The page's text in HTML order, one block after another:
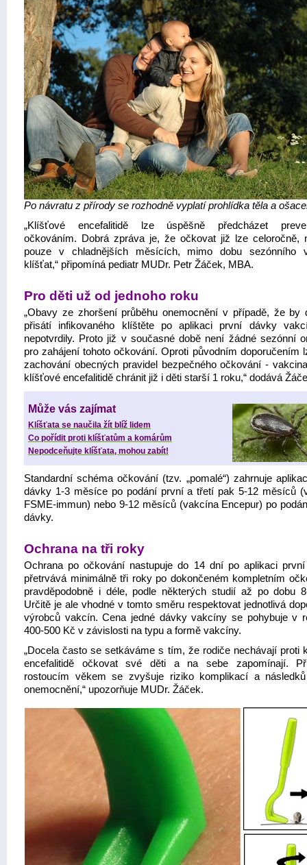
Po návratu z přírody se rozhodně vyplatí prohlídka těla a
„Klíšťové encefalitidě lze úspěšně předcházet
očkováním. Dobrá zpráva je, že očkovat již lze celoročně,
pouze v chladnějších měsících, mimo dobu sezónního
klíšťat,“ připomíná pediatr MUDr. Petr Žáček, MBA.
Pro děti už od jednoho roku
„Obavy ze zhoršení průběhu onemocnění v případě, že by
přisátí infikovaného klíštěte po aplikaci první dávky
nepotvrdily. Proto již v současné době není žádné sezónní
pro zahájení tohoto očkování. Oproti původním doporučením
zachování obecných pravidel bezpečného očkování -
klíšťové encefalitidě chránit již i děti starší 1 roku,“ dodává
Může vás zajímat
Klíšťata se naučila žít blíž lidem
Co pořídit proti klíšťatům a komárům
Nepodceňujte klíšťata, mohou zabít!
Standardní schéma očkování (tzv. „pomalé“) zahrnuje
dávky 1-3 měsíce po podání první a třetí pak 5-12 měsíců
FSME-immun) nebo 9-12 měsíců (vakcína Encepur) po
dávky.
Ochrana na tři roky
Ochrana po očkování nastupuje do 14 dní po aplikaci
přetrvává minimálně tři roky po dokončeném kompletním
pravděpodobně i déle, podle některých studií až po dobu
Určitě je ale vhodné v tomto směru respektovat jednotlivá
výrobců vakcín. Cena jedné dávky vakcíny se pohybuje v
400-500 Kč v závislosti na typu a formě vakcíny.
„Docela často se setkáváme s tím, že rodiče nechávají proti
encefalitidě očkovat své děti a na sebe zapomínají.
rostoucím věkem se zvyšuje riziko komplikací a
onemocnění,“ upozorňuje MUDr. Žáček.